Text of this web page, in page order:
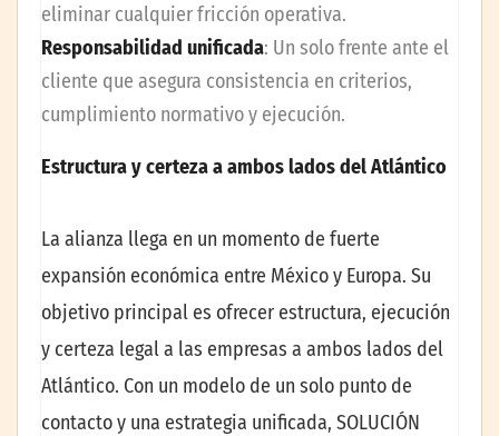
eliminar cualquier fricción operativa.
Responsabilidad unificada: Un solo frente ante el
cliente que asegura consistencia en criterios,
cumplimiento normativo y ejecución.
Estructura y certeza a ambos lados del Atlántico
La alianza llega en un momento de fuerte
expansión económica entre México y Europa. Su
objetivo principal es ofrecer estructura, ejecución
y certeza legal a las empresas a ambos lados del
Atlántico. Con un modelo de un solo punto de
contacto y una estrategia unificada, SOLUCIÓN